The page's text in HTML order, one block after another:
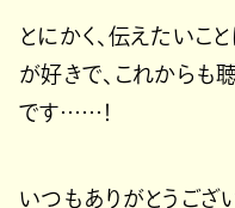
とにかく、伝えたいこ
が好きで、これからも
です……！
いつもありがとうござい